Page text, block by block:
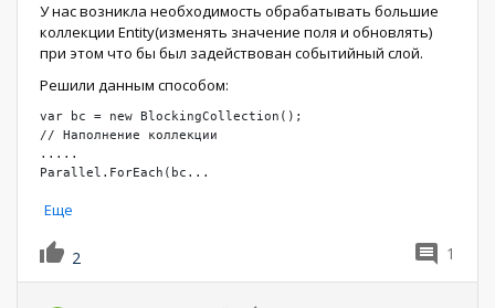
У нас возникла необходимость обрабатывать большие
коллекции Entity(изменять значение поля и обновлять)
при этом что бы был задействован событийный слой.
Решили данным способом:
var bc = new BlockingCollection();
// Наполнение коллекции
.....
Parallel.ForEach(bc ...
Еще
2 1